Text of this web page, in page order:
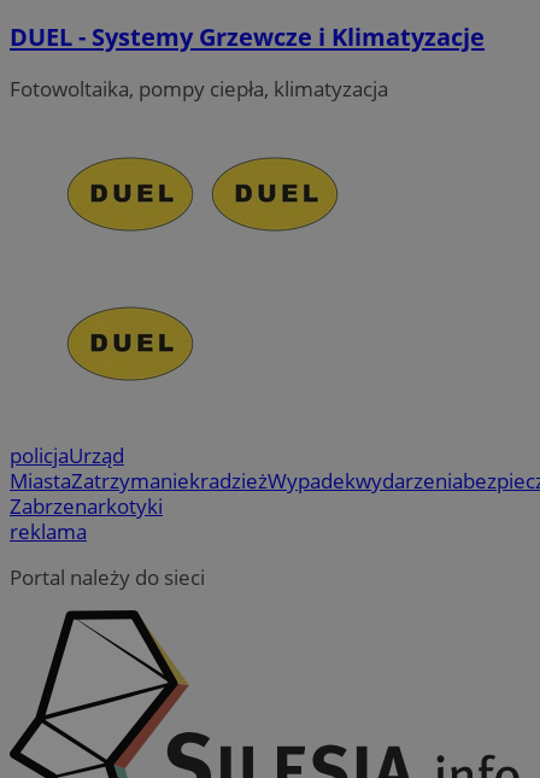
DUEL - Systemy Grzewcze i Klimatyzacje
Fotowoltaika, pompy ciepła, klimatyzacja
policjaUrząd
MiastaZatrzymaniekradzieżWypadekwydarzenia
Zabrzenarkotyki
reklama
Portal należy do sieci